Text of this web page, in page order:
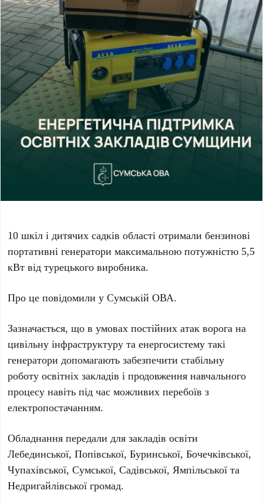
10 шкіл і дитячих садків області отримали бензинові
портативні генератори максимальною потужністю 5,5
кВт від турецького виробника.
Про це повідомили у Сумській ОВА.
Зазначається, що в умовах постійних атак ворога на
цивільну інфраструктуру та енергосистему такі
генератори допомагають забезпечити стабільну
роботу освітніх закладів і продовження навчального
процесу навіть під час можливих перебоїв з
електропостачанням.
Обладнання передали для закладів освіти
Лебединської, Попівської, Буринської, Бочечківської,
Чупахівської, Сумської, Садівської, Ямпільської та
Недригайлівської громад.